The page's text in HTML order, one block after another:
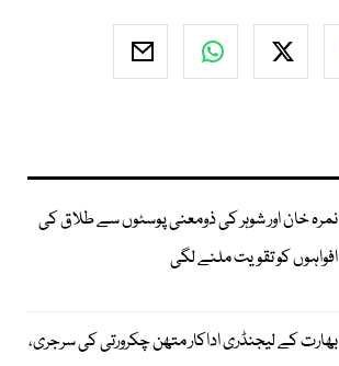
نمرہ خان اور شوہر کی ذومعنی پوسٹوں سے طلاق کی
افواہوں کو تقویت ملنے لگی
بھارت کے لیجنڈری اداکار متھن چکرورتی کی سرجری،